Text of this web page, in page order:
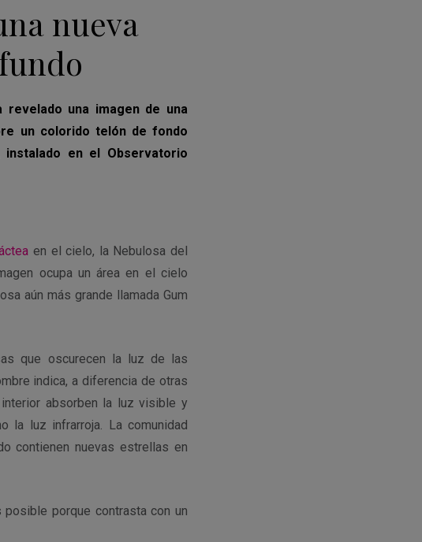
nueva
revelado una imagen de una
un colorido telón de fondo
en el Observatorio
en el cielo, la Nebulosa del
ocupa un área en el cielo
aún más grande llamada Gum
que oscurecen la luz de las
indica, a diferencia de otras
absorben la luz visible y
la luz infrarroja. La comunidad
contienen nuevas estrellas en
porque contrasta con un